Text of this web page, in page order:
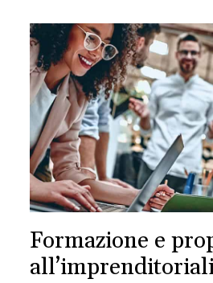
Formazione e